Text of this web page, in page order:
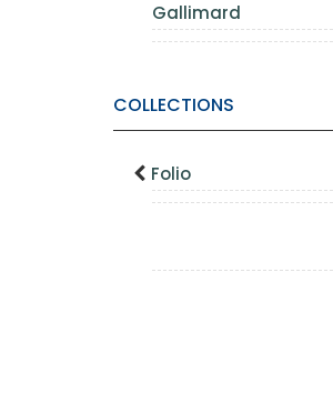
Gallimard
COLLECTIONS
Folio